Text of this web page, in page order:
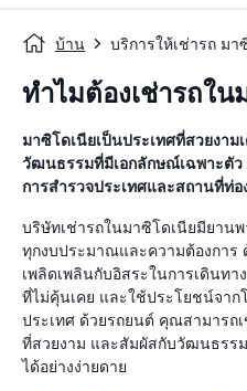
บ้าน บริการให้เช่ารถ มา
ทำไมต้องเช่ารถใน
มาซิโดเนียเป็นประเทศที่สวยงา
วัฒนธรรมที่มีเอกลักษณ์เฉพาะตั
การสำรวจประเทศและสถานที่ท่อ
บริษัทเช่ารถในมาซิโดเนียมียาน
ทุกงบประมาณและความต้องการ
เพลิดเพลินกับอิสระในการเดินท
ที่ไม่คุ้นเคย และใช้ประโยชน์จาก
ประเทศ ด้วยรถยนต์ คุณสามารถ
ที่สวยงาม และสัมผัสกับวัฒนธรร
ได้อย่างง่ายดาย